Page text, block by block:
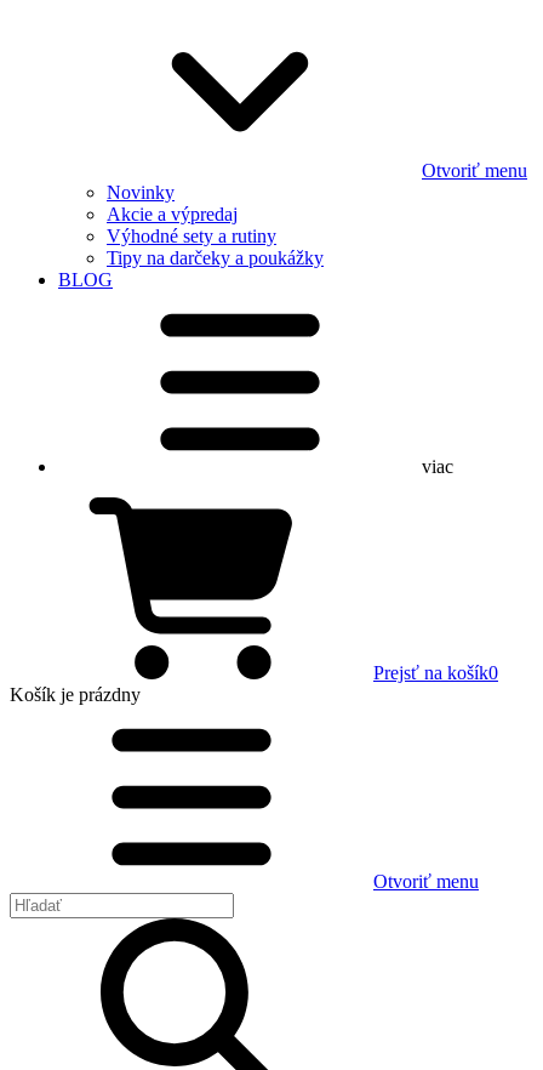
Otvoriť menu
Novinky
Akcie a výpredaj
Výhodné sety a rutiny
Tipy na darčeky a poukážky
BLOG
viac
Prejsť na košík0
Košík je prázdny
Otvoriť menu